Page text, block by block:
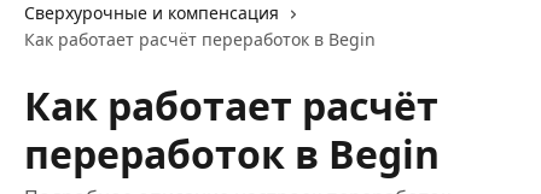
Сверхурочные и компенсация
Как работает расчёт переработок в Begin
Как работает расчёт
переработок в Begin